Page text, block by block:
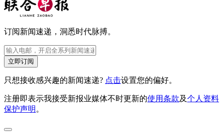
订阅新闻速递，洞悉时代脉搏。
立即订阅
只想接收感兴趣的新闻速递? 点击设置您的偏好。
注册即表示我接受新报业媒体不时更新的使用条款及个人资料
保护声明 。